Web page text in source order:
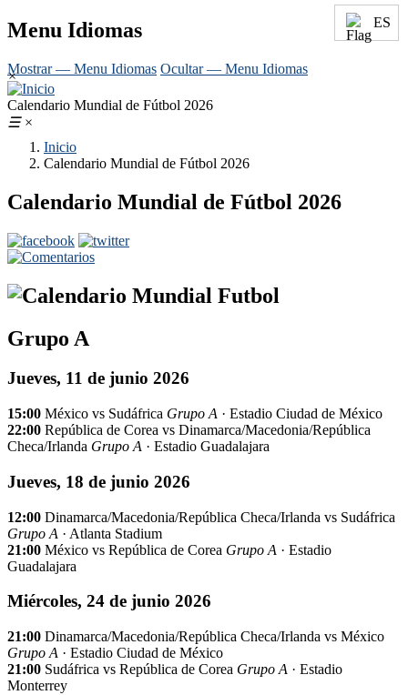
Menu Idiomas
Mostrar — Menu Idiomas Ocultar — Menu Idiomas
ES
Calendario Mundial de Fútbol 2026
☰ ×
×
Inicio
Calendario Mundial de Fútbol 2026
Calendario Mundial de Fútbol 2026
Grupo A
Jueves, 11 de junio 2026
15:00 México vs Sudáfrica Grupo A · Estadio Ciudad de México
22:00 República de Corea vs Dinamarca/Macedonia/República
Checa/Irlanda Grupo A · Estadio Guadalajara
Jueves, 18 de junio 2026
12:00 Dinamarca/Macedonia/República Checa/Irlanda vs Sudáfrica
Grupo A · Atlanta Stadium
21:00 México vs República de Corea Grupo A · Estadio
Guadalajara
Miércoles, 24 de junio 2026
21:00 Dinamarca/Macedonia/República Checa/Irlanda vs México
Grupo A · Estadio Ciudad de México
21:00 Sudáfrica vs República de Corea Grupo A · Estadio
Monterrey